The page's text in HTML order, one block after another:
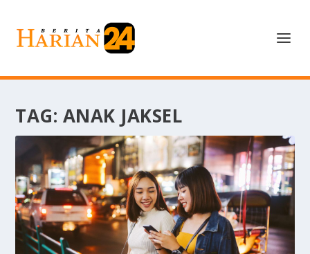
TAG: ANAK JAKSEL